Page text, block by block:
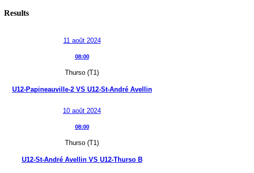
Results
11 août 2024
08:00
Thurso (T1)
U12-Papineauville-2VS U12-St-André Avellin
10 août 2024
08:00
Thurso (T1)
U12-St-André AvellinVS U12-Thurso B